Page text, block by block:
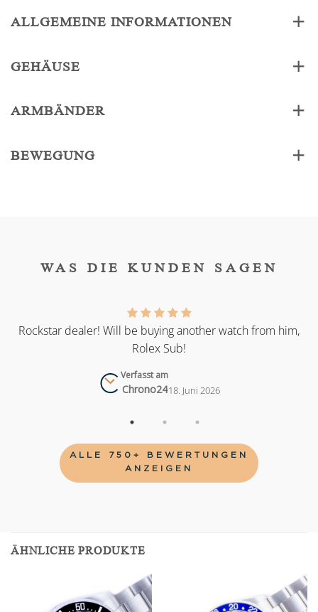
ALLGEMEINE INFORMATIONEN
GEHÄUSE
ARMBÄNDER
BEWEGUNG
WAS DIE KUNDEN SAGEN
Rockstar dealer! Will be buying another watch from him,
Rolex Sub!
Verfasst am
Chrono2418. Juni 2026
ALLE 750+ BEWERTUNGEN
ANZEIGEN
ÄHNLICHE PRODUKTE
Add to
wishlist
Add to
wishlist